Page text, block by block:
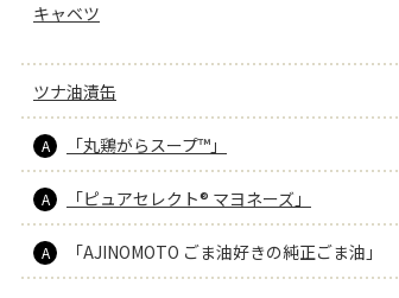
キャベツ
ツナ油漬缶
A 「丸鶏がらスープ™」
A 「ピュアセレクト® マヨネーズ」
A 「AJINOMOTO ごま油好きの純正ごま油」